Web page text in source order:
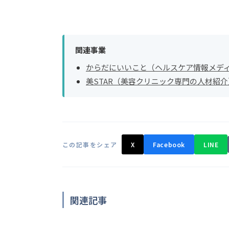
関連事業
からだにいいこと（ヘルスケア情報メディ
美STAR（美容クリニック専門の人材紹介
この記事をシェア X Facebook LINE
関連記事